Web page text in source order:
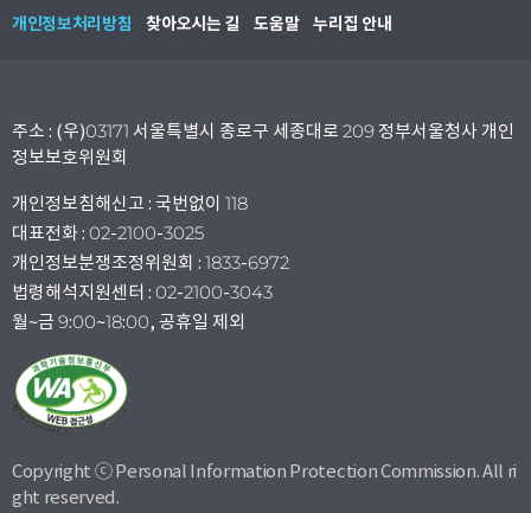
개인정보처리방침 찾아오시는 길 도움말 누리집 안내
주소 : (우)03171 서울특별시 종로구 세종대로 209 정부서울청사 개인
정보보호위원회
개인정보침해신고 : 국번없이 118
대표전화 : 02-2100-3025
개인정보분쟁조정위원회 : 1833-6972
법령해석지원센터 : 02-2100-3043
월~금 9:00~18:00, 공휴일 제외
Copyright ⓒ Personal Information Protection Commission. All ri
ght reserved.